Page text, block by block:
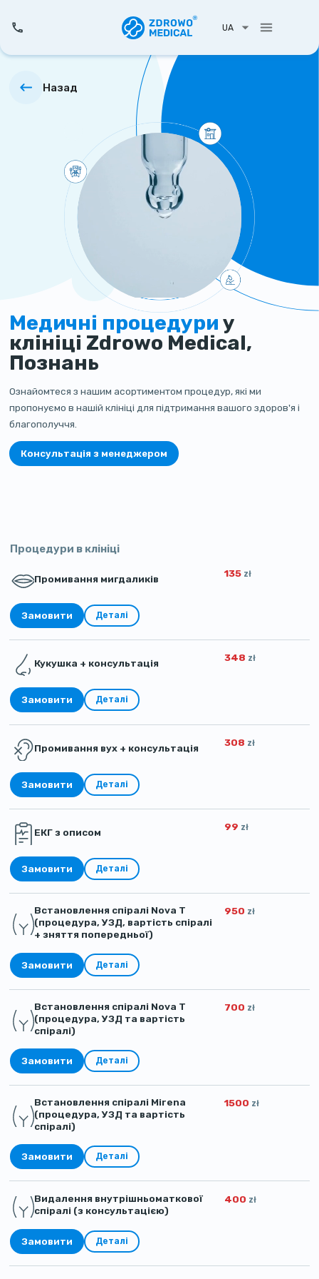
UA
Назад
Медичні процедуриу
клініці Zdrowo Medical,
Познань
Ознайомтеся з нашим асортиментом процедур, які ми
пропонуємо в нашій клініці для підтримання вашого здоров'я і
благополуччя.
Консультація з менеджером
Процедури в клініці
Промивання мигдаликів 135 zł
Замовити Деталі
Кукушка + консультація 348 zł
Замовити Деталі
Промивання вух + консультація 308 zł
Замовити Деталі
ЕКГ з описом 99 zł
Замовити Деталі
Встановлення спіралі Nova T
(процедура, УЗД, вартість спіралі
+ зняття попередньої)
950 zł
Замовити Деталі
Встановлення спіралі Nova T
(процедура, УЗД та вартість
спіралі)
700 zł
Замовити Деталі
Встановлення спіралі Mirena
(процедура, УЗД та вартість
спіралі)
1500 zł
Замовити Деталі
Видалення внутрішньоматкової
спіралі (з консультацією)
400 zł
Замовити Деталі